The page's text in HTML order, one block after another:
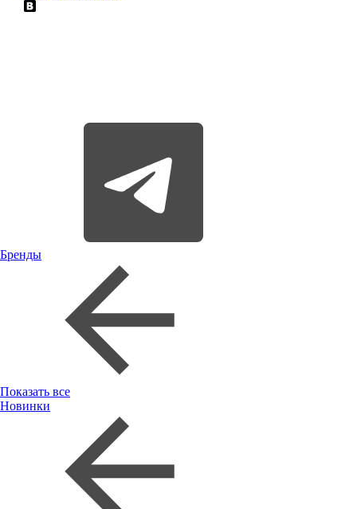
Бренды
Показать все
Новинки